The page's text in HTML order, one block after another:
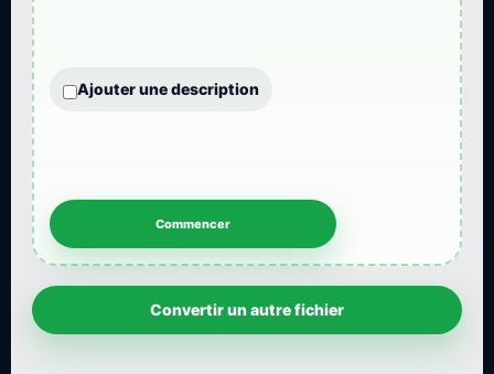
Ajouter une description
Convertir un autre fichier